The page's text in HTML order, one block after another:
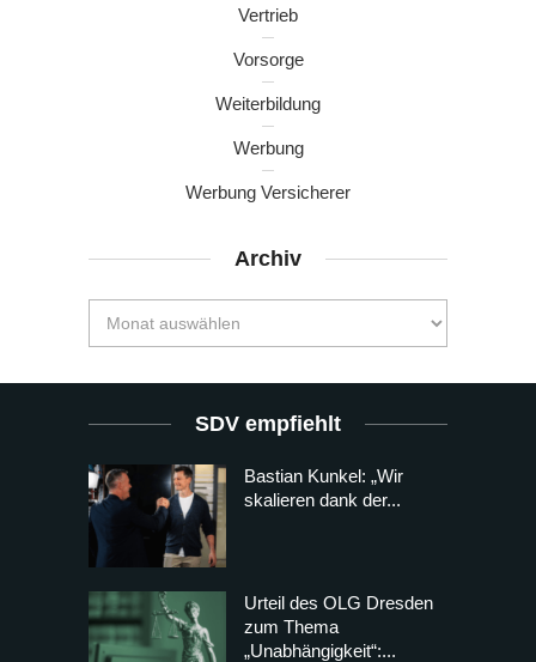
Vertrieb
Vorsorge
Weiterbildung
Werbung
Werbung Versicherer
Archiv
SDV empfiehlt
Bastian Kunkel: „Wir
skalieren dank der...
Urteil des OLG Dresden
zum Thema
„Unabhängigkeit“:...